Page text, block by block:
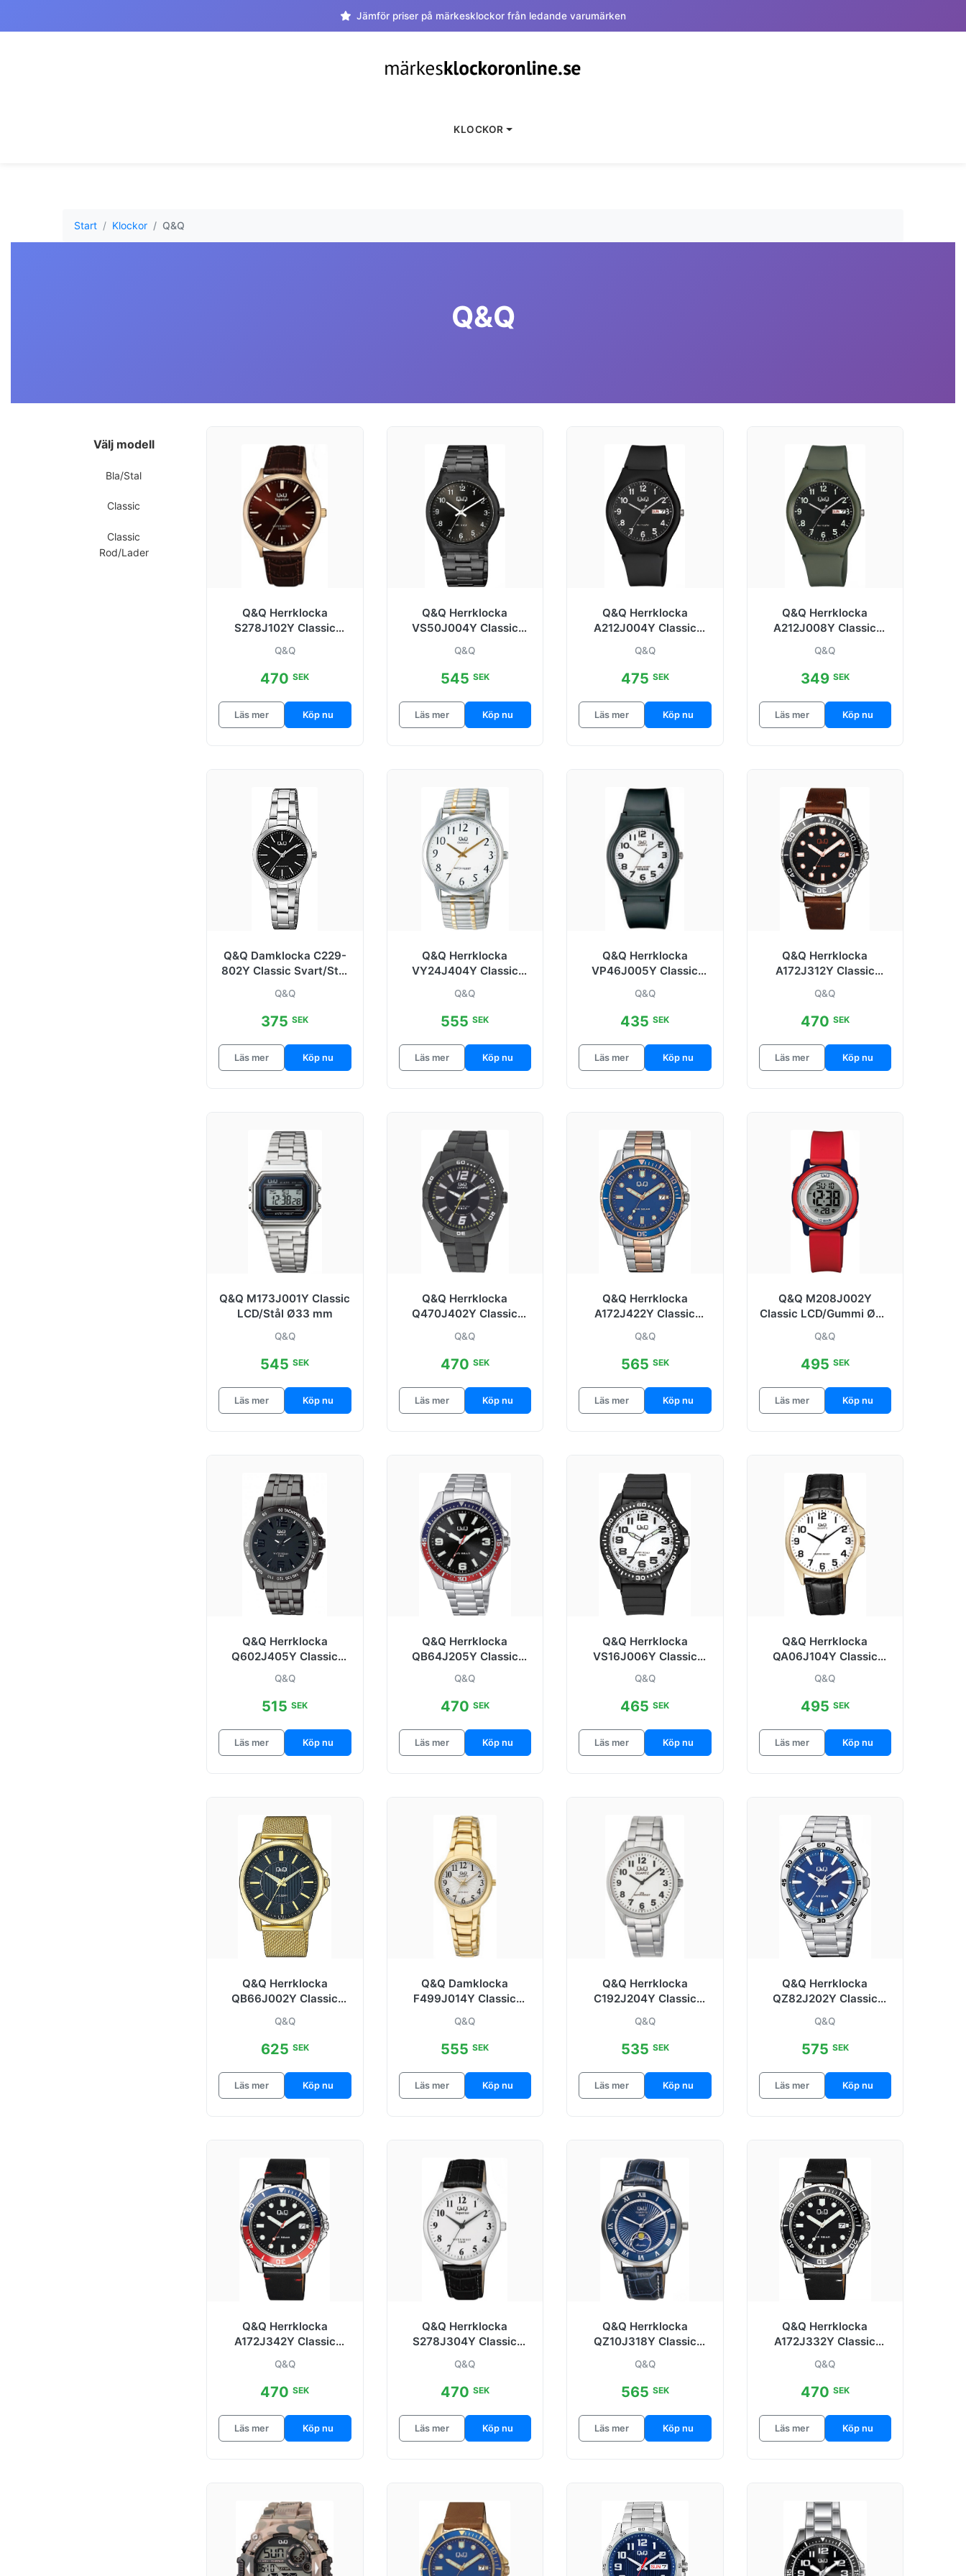
Jämför priser på märkesklockor från ledande varumärken
KLOCKOR
Start Klockor Q&Q
Q&Q
Välj modell
Bla/Stal
Classic
Classic
Rod/Lader
Q&Q Herrklocka
S278J102Y Classic
Q&Q
470SEK
Läs mer Köp nu
Q&Q Herrklocka
VS50J004Y Classic
Q&Q
545 SEK
Läs mer Köp nu
Q&Q Herrklocka
A212J004Y Classic
Q&Q
475 SEK
Läs mer Köp nu
Q&Q Herrklocka
A212J008Y Classic
Q&Q
349 SEK
Läs mer Köp nu
Q&Q Damklocka C229-
802Y Classic Svart/Stål
Q&Q
375SEK
Läs mer Köp nu
Q&Q Herrklocka
VY24J404Y Classic
Q&Q
555SEK
Läs mer Köp nu
Q&Q Herrklocka
VP46J005Y Classic
Q&Q
435SEK
Läs mer Köp nu
Q&Q Herrklocka
A172J312Y Classic
Q&Q
470 SEK
Läs mer Köp nu
Q&Q M173J001Y Classic
LCD/Stål Ø33 mm
Q&Q
545SEK
Läs mer Köp nu
Q&Q Herrklocka
Q470J402Y Classic
Q&Q
470 SEK
Läs mer Köp nu
Q&Q Herrklocka
A172J422Y Classic
Q&Q
565 SEK
Läs mer Köp nu
Q&Q M208J002Y
Classic LCD/Gummi Ø34
Q&Q
495 SEK
Läs mer Köp nu
Q&Q Herrklocka
Q602J405Y Classic
Q&Q
515SEK
Läs mer Köp nu
Q&Q Herrklocka
QB64J205Y Classic
Q&Q
470 SEK
Läs mer Köp nu
Q&Q Herrklocka
VS16J006Y Classic
Q&Q
465SEK
Läs mer Köp nu
Q&Q Herrklocka
QA06J104Y Classic
Q&Q
495 SEK
Läs mer Köp nu
Q&Q Herrklocka
QB66J002Y Classic
Q&Q
625 SEK
Läs mer Köp nu
Q&Q Damklocka
F499J014Y Classic
Ø34 mm
Q&Q
555SEK
Läs mer Köp nu
Q&Q Herrklocka
C192J204Y Classic
Q&Q
535 SEK
Läs mer Köp nu
Q&Q Herrklocka
QZ82J202Y Classic
Q&Q
575 SEK
Läs mer Köp nu
Q&Q Herrklocka
A172J342Y Classic
Q&Q
470SEK
Läs mer Köp nu
Q&Q Herrklocka
S278J304Y Classic
Q&Q
470 SEK
Läs mer Köp nu
Q&Q Herrklocka
QZ10J318Y Classic
Q&Q
565 SEK
Läs mer Köp nu
Q&Q Herrklocka
A172J332Y Classic
Q&Q
470 SEK
Läs mer Köp nu